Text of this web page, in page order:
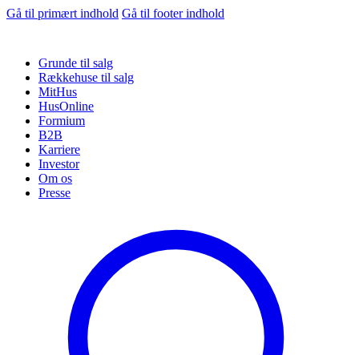
Gå til primært indhold Gå til footer indhold
Grunde til salg
Rækkehuse til salg
MitHus
HusOnline
Formium
B2B
Karriere
Investor
Om os
Presse